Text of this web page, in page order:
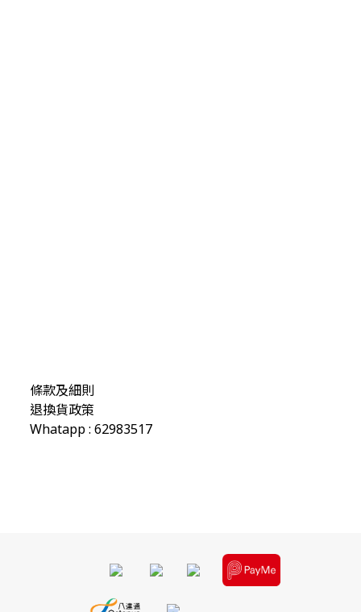
條款及細則
退換貨政策
Whatapp : 62983517